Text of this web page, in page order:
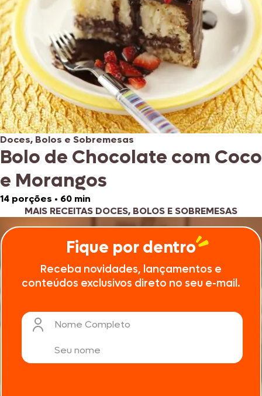
Doces, Bolos e Sobremesas
Bolo de Chocolate com Coco
e Morangos
14 porções • 60 min
MAIS RECEITAS DOCES, BOLOS E SOBREMESAS
Fique por dentro
Receba novidades, lançamentos e
conteúdos exclusivos direto no seu e-mail.
Nome Completo